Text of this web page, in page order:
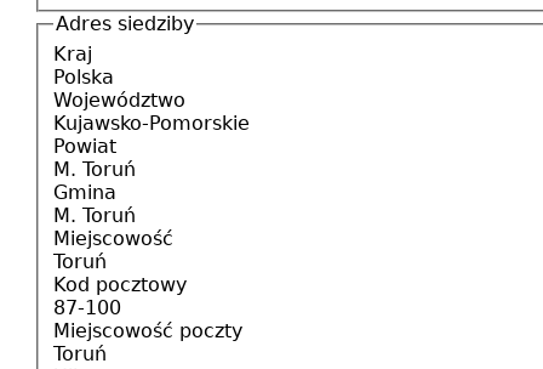
Adres siedziby
Kraj
Polska
Województwo
Kujawsko-Pomorskie
Powiat
M. Toruń
Gmina
M. Toruń
Miejscowość
Toruń
Kod pocztowy
87-100
Miejscowość poczty
Toruń